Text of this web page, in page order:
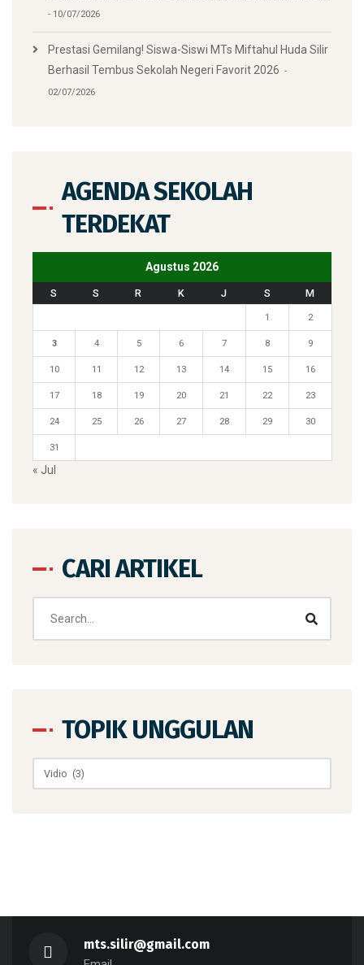
10/07/2026
Prestasi Gemilang! Siswa-Siswi MTs Miftahul Huda Silir
Berhasil Tembus Sekolah Negeri Favorit 2026
02/07/2026
AGENDA SEKOLAH
TERDEKAT
Agustus 2026
S S R K J S M
1 2
3 4 5 6 7 8 9
10 11 12 13 14 15 16
17 18 19 20 21 22 23
24 25 26 27 28 29 30
31
« Jul
CARI ARTIKEL
TOPIK UNGGULAN
Topik
Unggulan
mts.silir@gmail.com